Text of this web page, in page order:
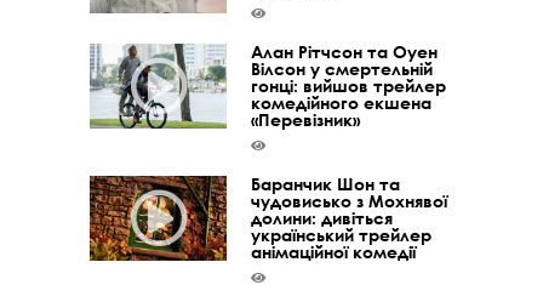
Алан Рітчсон та Оуен
Вілсон у смертельній
гонці: вийшов трейлер
комедійного екшена
«Перевізник»
Баранчик Шон та
чудовисько з Мохнявої
долини: дивіться
український трейлер
анімаційної комедії